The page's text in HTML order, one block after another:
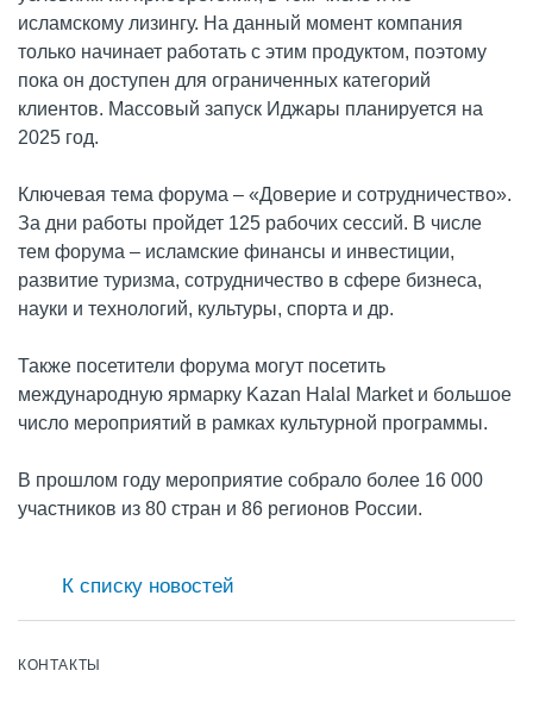
КОНТАКТЫ
исламскому лизингу. На данный момент компания
только начинает работать с этим продуктом, поэтому
пока он доступен для ограниченных категорий
клиентов. Массовый запуск Иджары планируется на
2025 год.
Ключевая тема форума – «Доверие и сотрудничество».
За дни работы пройдет 125 рабочих сессий. В числе
тем форума – исламские финансы и инвестиции,
развитие туризма, сотрудничество в сфере бизнеса,
науки и технологий, культуры, спорта и др.
Также посетители форума могут посетить
международную ярмарку Kazan Halal Market и большое
число мероприятий в рамках культурной программы.
В прошлом году мероприятие собрало более 16 000
участников из 80 стран и 86 регионов России.
К списку новостей